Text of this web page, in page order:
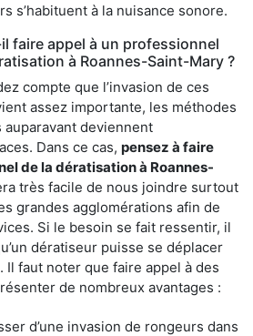
s’habituent à la nuisance sonore.
faire appel à un professionnel
à Roannes-Saint-Mary ?
compte que l’invasion de ces
assez importante, les méthodes
deviennent
Dans ce cas, pensez à faire
de la dératisation à Roannes-
très facile de nous joindre surtout
grandes agglomérations afin de
Si le besoin se fait ressentir, il
dératiseur puisse se déplacer
Il faut noter que faire appel à des
de nombreux avantages :
d’une invasion de rongeurs dans